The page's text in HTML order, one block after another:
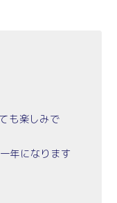
も楽しみで
年になります